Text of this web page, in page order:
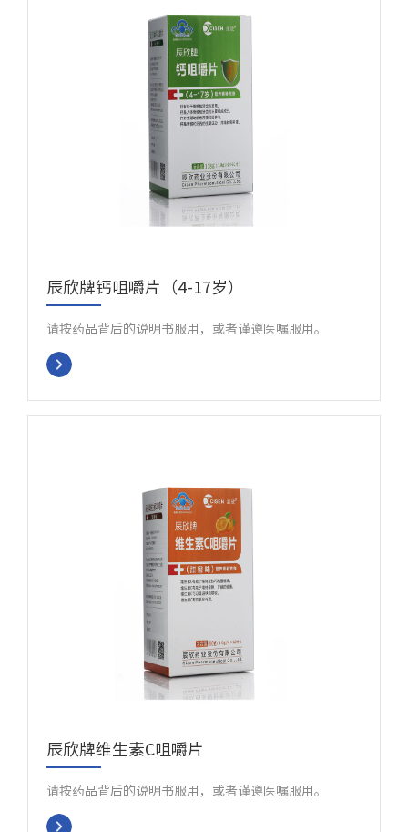
辰欣牌钙咀嚼片（4-17岁）
请按药品背后的说明书服用，或者谨遵医嘱服用。
辰欣牌维生素C咀嚼片
请按药品背后的说明书服用，或者谨遵医嘱服用。